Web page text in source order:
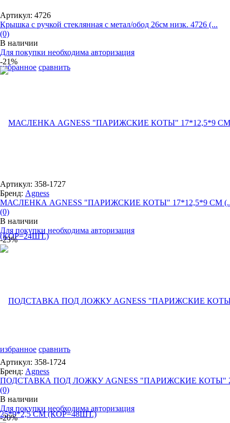
избранное сравнить
Артикул: 4726
Крышка с ручкой стеклянная с метал/обод 26см низк. 4726 (...
(0)
В наличии
Для покупки необходима авторизация
-21%
избранное сравнить
Артикул: 358-1727
Бренд: Agness
МАСЛЕНКА AGNESS "ПАРИЖСКИЕ КОТЫ" 17*12,5*9 СМ
(0)
В наличии
Для покупки необходима авторизация
-23%
Артикул: 358-1724
Бренд: Agness
ПОДСТАВКА ПОД ЛОЖКУ AGNESS "ПАРИЖСКИЕ КОТЫ"
(0)
В наличии
Для покупки необходима авторизация
-20%